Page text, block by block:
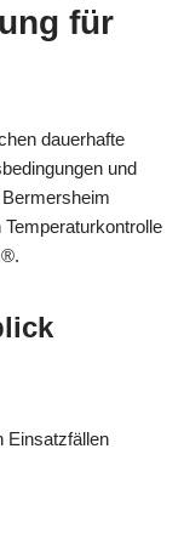
für
dauerhafte
und
Einsatzfällen